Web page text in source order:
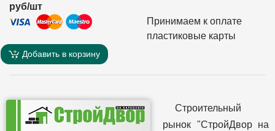
руб/шт
Принимаем к оплате
пластиковые карты
Добавить в корзину
Строительный
рынок "СтройДвор на